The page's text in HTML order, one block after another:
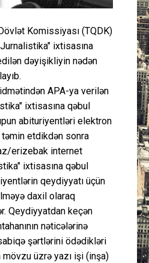
Gündəm
Əlaqə
Komissiyası (TQDK)
ixtisasına
dəyişikliyin nədən
APA-ya verilən
ixtisasına qəbul
abituriyentləri elektron
etdikdən sonra
erizebak internet
ixtisasına qəbul
qeydiyyatı üçün
daxil olaraq
Qeydiyyatdan keçən
nəticələrinə
şərtlərini ödədikləri
üzrə yazı işi (inşa)